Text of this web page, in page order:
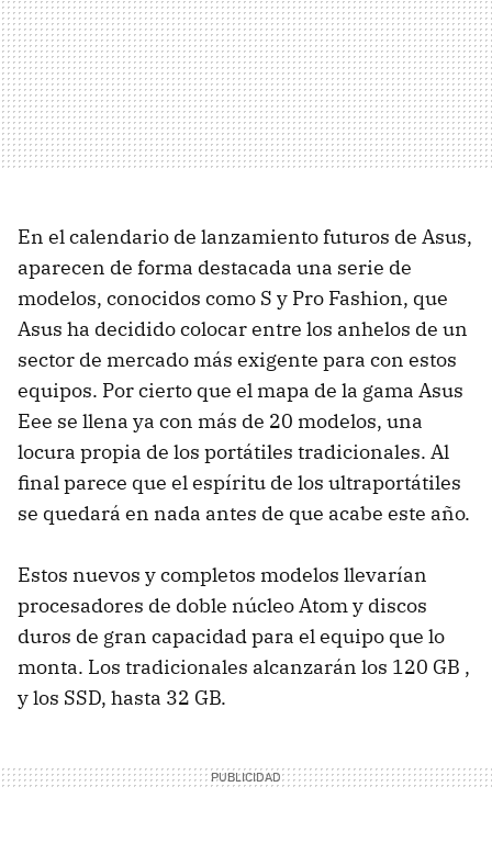
En el calendario de lanzamiento futuros de Asus,
aparecen de forma destacada una serie de
modelos, conocidos como S y Pro Fashion, que
Asus ha decidido colocar entre los anhelos de un
sector de mercado más exigente para con estos
equipos. Por cierto que el mapa de la gama Asus
Eee se llena ya con más de 20 modelos, una
locura propia de los portátiles tradicionales. Al
final parece que el espíritu de los ultraportátiles
se quedará en nada antes de que acabe este año.
Estos nuevos y completos modelos llevarían
procesadores de doble núcleo Atom y discos
duros de gran capacidad para el equipo que lo
monta. Los tradicionales alcanzarán los 120 GB ,
y los SSD, hasta 32 GB.